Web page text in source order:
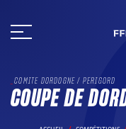
au
COMITE DORDOGNE / PERIGORD
COUPE DE